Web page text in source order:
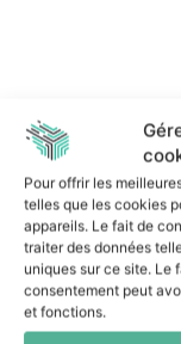
Pour offrir les
telles que les cookies
appareils. Le fait de
traiter des données
uniques sur ce site. Le
consentement peut
et fonctions.
Dans